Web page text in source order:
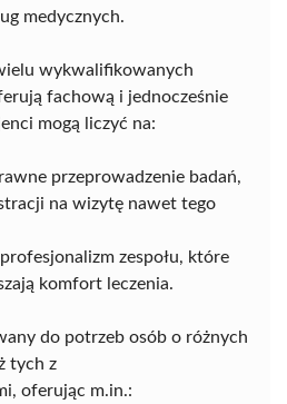
medycznych.
wykwalifikowanych
fachową i jednocześnie
mogą liczyć na:
przeprowadzenie badań,
na wizytę nawet tego
zespołu, które
komfort leczenia.
do potrzeb osób o różnych
tych z
oferując m.in.: